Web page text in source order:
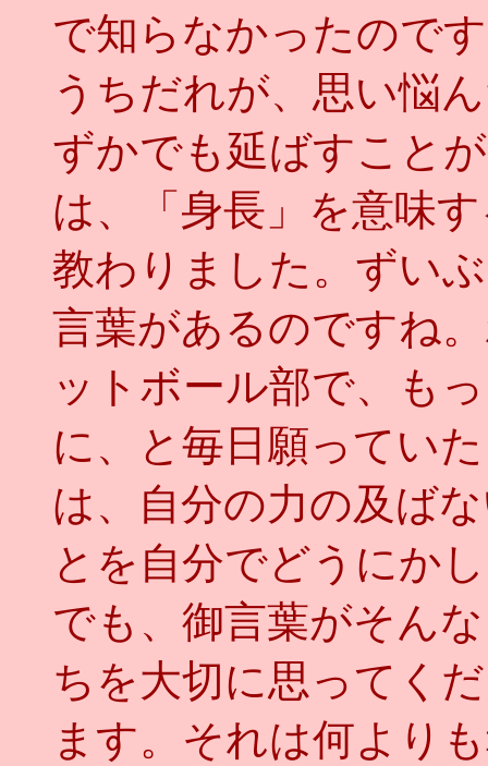
で知らなかったので
うちだれが、思い悩
ずかでも延ばすこと
は、「身長」を意味
教わりました。ずい
言葉があるのですね
ットボール部で、も
に、と毎日願ってい
は、自分の力の及ば
とを自分でどうにか
でも、御言葉がそん
ちを大切に思ってく
ます。それは何より